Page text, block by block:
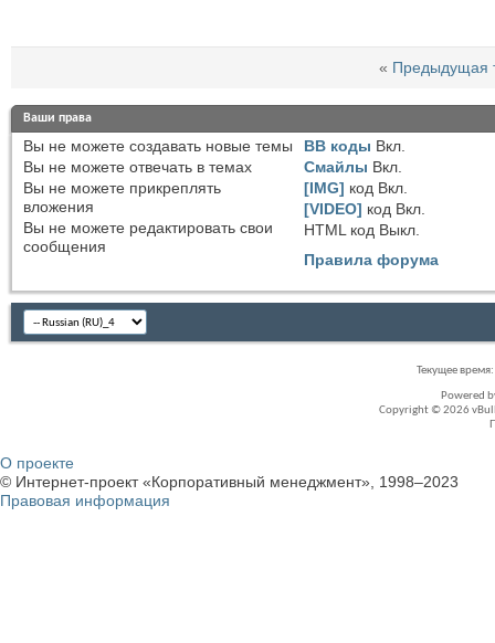
« Предыдущая
Ваши права
Вы не можете создавать новые темы
Вы не можете отвечать в темах
Вы не можете прикреплять
вложения
Вы не можете редактировать свои
сообщения
BB коды Вкл.
Смайлы Вкл.
[IMG] код Вкл.
[VIDEO] код Вкл.
HTML код Выкл.
Правила форума
Текущее время:
Powered
Copyright © 2026
О проекте
© Интернет-проект «Корпоративный менеджмент», 1998–2023
Правовая информация